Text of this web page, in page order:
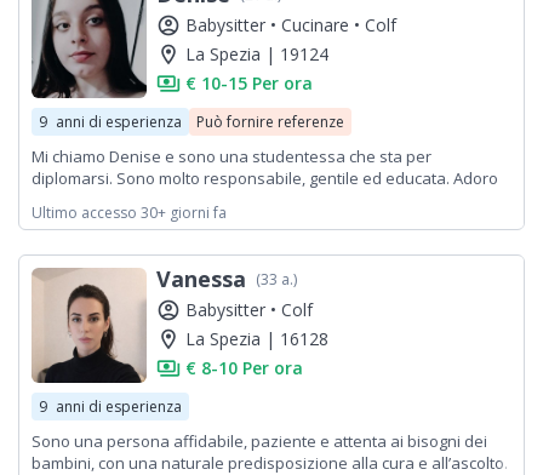
account_circle Babysitter • Cucinare • Colf
location_on La Spezia | 19124
payments € 10-15 Per ora
9 anni di esperienza Può fornire referenze
Mi chiamo Denise e sono una studentessa che sta per
diplomarsi. Sono molto responsabile, gentile ed educata. Adoro
piace coinvolgerli in giochi e attività e leggere i libri. Posso anche
Sono molto precisa ed ordinata quindi alla fine di ogni gioco
chiedo ai bambini di aiutarmi a riordinare. Ho già fatto la baby
sitter e ho esperienza con I bambini perché ho tre sorelle.
Ultimo accesso 30+ giorni fa
Vanessa (33 a.)
account_circle Babysitter • Colf
location_on La Spezia | 16128
payments € 8-10 Per ora
9 anni di esperienza
Sono una persona affidabile, paziente e attenta ai bisogni dei
bambini, con una naturale predisposizione alla cura e all’ascolto.